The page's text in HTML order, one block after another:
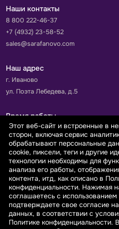
Наши контакты
8 800 222-46-37
+7 (4932) 23-58-52
sales@sarafanovo.com
Наш адрес
г. Иваново
ул. Поэта Лебедева, д.5
Время работы
Пн-Пт с 9.00 до 18.00
Сб-Вс: выходной
Принимаем к оплате
© 2026 sarafanovo.com -
Этот веб-сайт и встроенные в
сторон, включая сервис
обрабатывают персональные
cookie, пиксели, теги и другие
технологии необходимы для
анализа его работы,
контента, итд, как описано в
конфиденциальности. Нажимая
соглашаетесь с
подтверждаете свое согласие
данных, в соответствии с
Политике конфиденциальности.